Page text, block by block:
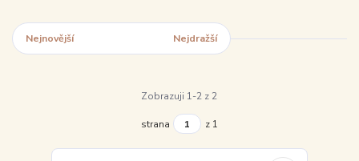
Nejnovější Nejdražší
Zobrazuji 1-2 z 2
strana z 1